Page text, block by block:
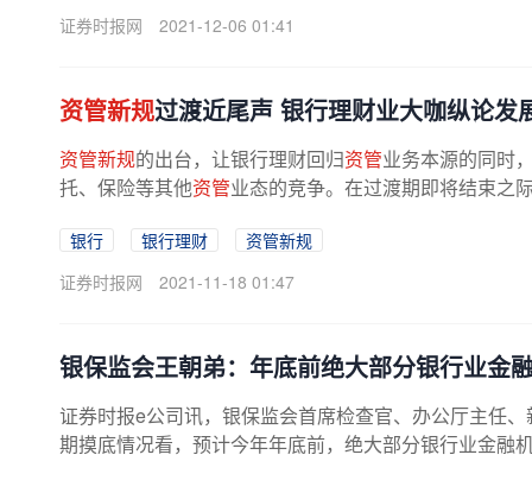
证券时报网
2021-12-06 01:41
资管新规过渡近尾声 银行理财业大咖纵论发
资管新规的出台，让银行理财回归资管业务本源的同时
托、保险等其他资管业态的竞争。在过渡期即将结束之
银行 银行理财
资管新规
证券时报网
2021-11-18 01:47
银保监会王朝弟：年底前绝大部分银行业金
证券时报e公司讯，银保监会首席检查官、办公厅主任
期摸底情况看，预计今年年底前，绝大部分银行业金融